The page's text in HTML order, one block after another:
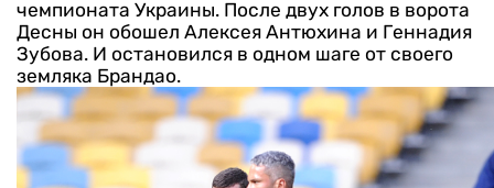
чемпионата Украины. После двух голов в ворота
Десны он обошел Алексея Антюхина и Геннадия
Зубова. И остановился в одном шаге от своего
земляка Брандао.